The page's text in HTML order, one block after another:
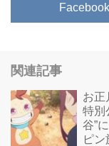
Facebook
関連記事
お正
特別
谷”
ピン